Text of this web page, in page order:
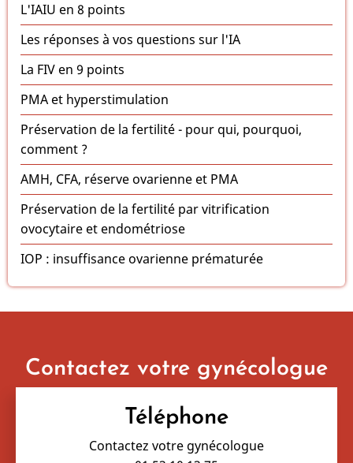
L'IAIU en 8 points
Les réponses à vos questions sur l'IA
La FIV en 9 points
PMA et hyperstimulation
Préservation de la fertilité - pour qui, pourquoi,
comment ?
AMH, CFA, réserve ovarienne et PMA
Préservation de la fertilité par vitrification
ovocytaire et endométriose
IOP : insuffisance ovarienne prématurée
Contactez votre gynécologue
Téléphone
Contactez votre gynécologue